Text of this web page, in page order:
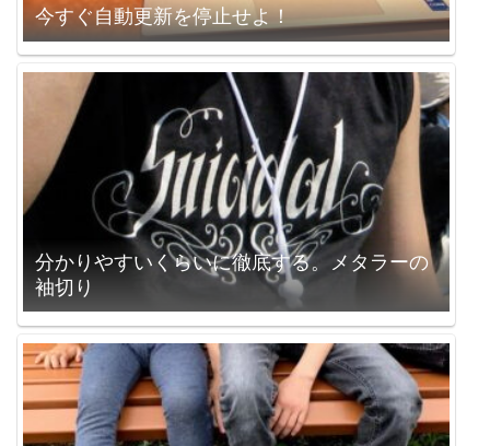
今すぐ自動更新を停止せよ！
分かりやすいくらいに徹底する。メタラーの
袖切り